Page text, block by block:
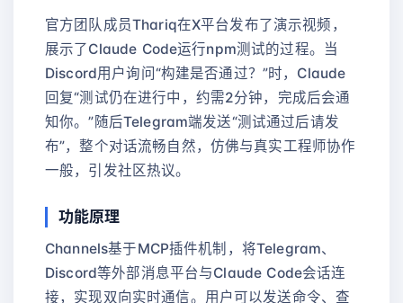
官方团队成员Thariq在X平台发布了演示视频，
展示了Claude Code运行npm测试的过程。当
Discord用户询问“构建是否通过？”时，Claude
回复“测试仍在进行中，约需2分钟，完成后会通
知你。”随后Telegram端发送“测试通过后请发
布”，整个对话流畅自然，仿佛与真实工程师协作
一般，引发社区热议。
功能原理
Channels基于MCP插件机制，将Telegram、
Discord等外部消息平台与Claude Code会话连
接，实现双向实时通信。用户可以发送命令、查